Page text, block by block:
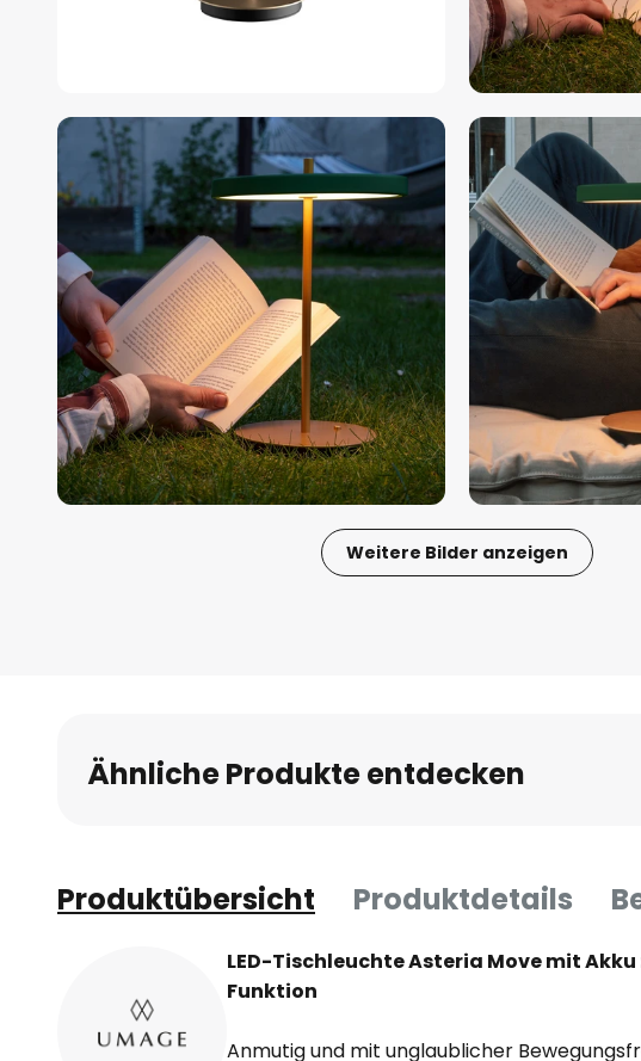
Weitere Bilder anzeigen
Ähnliche Produkte entdecken
Produktübersicht Produktdetails
LED-Tischleuchte Asteria Move mit
Funktion
Anmutig und mit unglaublicher